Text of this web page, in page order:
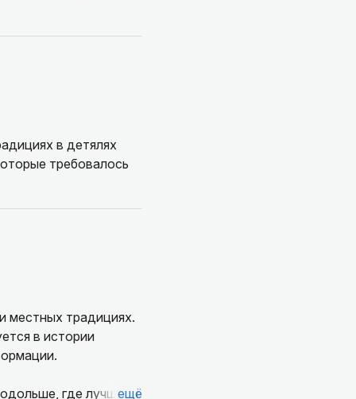
в детялях
требовалось
местных традициях.
в истории
где лучшеещё